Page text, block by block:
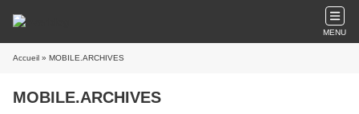
MENU
Accueil » MOBILE.ARCHIVES
MOBILE.ARCHIVES